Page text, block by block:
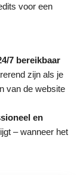
voor een
7 bereikbaar
zijn als je
van de website
en
– wanneer het